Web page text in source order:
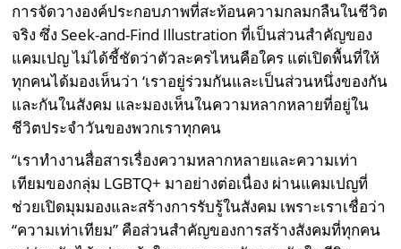
การจัดวางองค์ประกอบภาพที่สะท้อนความกลมกลืนในชีวิต
จริง ซึ่ง Seek-and-Find Illustration ที่เป็นส่วนสำคัญของ
แคมเปญ ไม่ได้ชี้ชัดว่าตัวละครไหนคือใคร แต่เปิดพื้นที่ให้
ทุกคนได้มองเห็นว่า ‘เราอยู่ร่วมกันและเป็นส่วนหนึ่งของกัน
และกันในสังคม และมองเห็นในความหลากหลายที่อยู่ใน
ชีวิตประจำวันของพวกเราทุกคน
“เราทำงานสื่อสารเรื่องความหลากหลายและความเท่า
เทียมของกลุ่ม LGBTQ+ มาอย่างต่อเนื่อง ผ่านแคมเปญที่
ช่วยเปิดมุมมองและสร้างการรับรู้ในสังคม เพราะเราเชื่อว่า
“ความเท่าเทียม” คือส่วนสำคัญของการสร้างสังคมที่ทุกคน